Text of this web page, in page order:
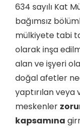
634 sayılı Kat
bağımsız
mülkiyete tabi
olarak inşa
alan ve işyeri
doğal afetler
yaptırılan veya
meskenler
kapsamına